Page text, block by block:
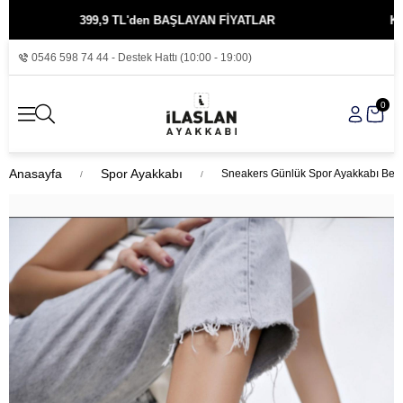
399,9 TL'den BAŞLAYAN FİYATLAR KREDİ
0546 598 74 44 - Destek Hattı (10:00 - 19:00)
0
Anasayfa Spor Ayakkabı Sneakers Günlük Spor Ayakkabı